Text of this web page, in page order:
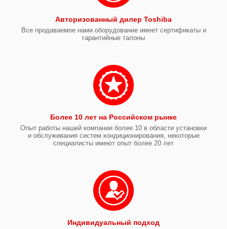
Авторизованный дилер Toshiba
Все продаваемое нами оборудование имеет сертификаты и
гарантийные талоны
Более 10 лет на Российском рынке
Опыт работы нашей компании более 10 в области установки
и обслуживания систем кондиционирования, некоторые
специалисты имеют опыт более 20 лет
Индивидуальный подход